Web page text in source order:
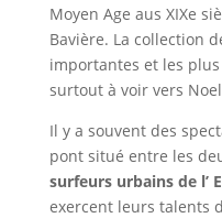
Moyen Age aus XIXe
Bavière. La collection
importantes et les
surtout à voir vers
Il y a souvent des
pont situé entre les
surfeurs urbains de l’
exercent leurs talents